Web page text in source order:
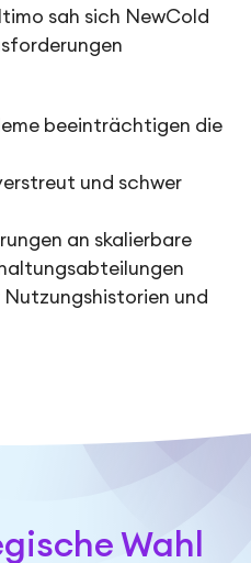
sah sich NewCold
beeinträchtigen die
und schwer
an skalierbare
Nutzungshistorien und
Wahl